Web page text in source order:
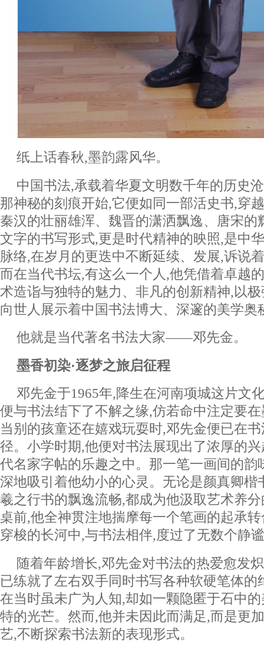
纸上话春秋,墨韵露风华。
中国书法,承载着华夏文明数千年的历史
那神秘的刻痕开始,它便如同一部活史书,穿
秦汉的壮丽雄浑、魏晋的潇洒飘逸、唐宋的
文字的书写形式,更是时代精神的映照,是中
脉络,在岁月的更迭中不断延续、发展,诉说
而在当代书坛,有这么一个人,他凭借着卓越
术造诣与独特的魅力、非凡的创新精神,以
向世人展示着中国书法博大、深邃的美学奥
他就是当代著名书法大家——邓先金。
墨香初染·逐梦之旅启征程
邓先金于1965年,降生在河南项城这片文
便与书法结下了不解之缘,仿若命中注定要
当别的孩童还在嬉戏玩耍时,邓先金便已在
径。小学时期,他便对书法展现出了浓厚的
代名家字帖的乐趣之中。那一笔一画间的韵
深地吸引着他幼小的心灵。无论是颜真卿楷
羲之行书的飘逸流畅,都成为他汲取艺术养
桌前,他全神贯注地揣摩每一个笔画的起承
穿梭的长河中,与书法相伴,度过了无数个静
随着年龄增长,邓先金对书法的热爱愈发
已练就了左右双手同时书写各种软硬笔体的
在当时虽未广为人知,却如一颗隐匿于石中
特的光芒。然而,他并未因此而满足,而是更
艺,不断探索书法新的表现形式。